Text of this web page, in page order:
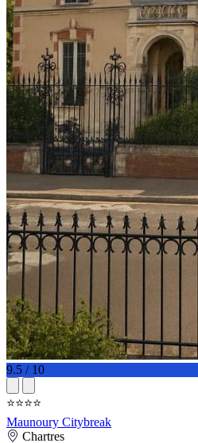
9.5 / 10
⭐⭐⭐⭐
Maunoury Citybreak
Chartres